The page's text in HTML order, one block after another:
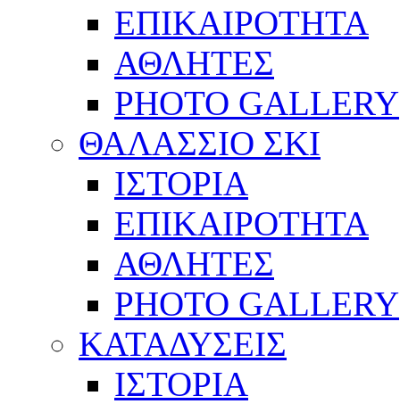
ΕΠΙΚΑΙΡΟΤΗΤΑ
ΑΘΛΗΤΕΣ
PHOTO GALLERY
ΘΑΛΑΣΣΙΟ ΣΚΙ
ΙΣΤΟΡΙΑ
ΕΠΙΚΑΙΡΟΤΗΤΑ
ΑΘΛΗΤΕΣ
PHOTO GALLERY
ΚΑΤΑΔΥΣΕΙΣ
ΙΣΤΟΡΙΑ